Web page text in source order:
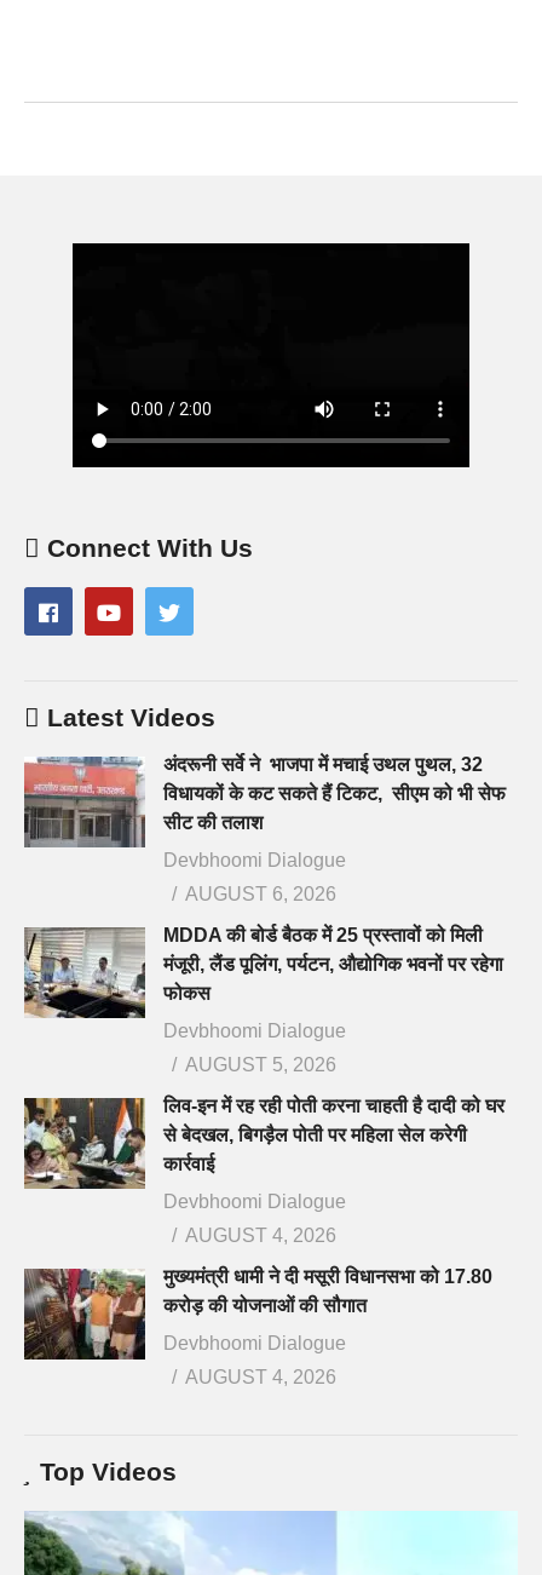
Connect With Us
Latest Videos
अंदरूनी सर्वे ने भाजपा में मचाई उथल पुथल, 32
विधायकों के कट सकते हैं टिकट, सीएम को भी सेफ
सीट की तलाश
Devbhoomi Dialogue
AUGUST 6, 2026
MDDA की बोर्ड बैठक में 25 प्रस्तावों को मिली
मंजूरी, लैंड पूलिंग, पर्यटन, औद्योगिक भवनों पर रहेगा
फोकस
Devbhoomi Dialogue
AUGUST 5, 2026
लिव-इन में रह रही पोती करना चाहती है दादी को घर
से बेदखल, बिगड़ैल पोती पर महिला सेल करेगी
कार्रवाई
Devbhoomi Dialogue
AUGUST 4, 2026
मुख्यमंत्री धामी ने दी मसूरी विधानसभा को 17.80
करोड़ की योजनाओं की सौगात
Devbhoomi Dialogue
AUGUST 4, 2026
Top Videos